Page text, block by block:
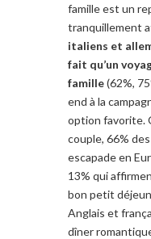
familleest un
tranquillement
italiens et a
fait qu’un
famille(62%, 75
end à la
option favorite.
couple, 66%
escapade en
13% qui
bon petit
Anglais et
dîner